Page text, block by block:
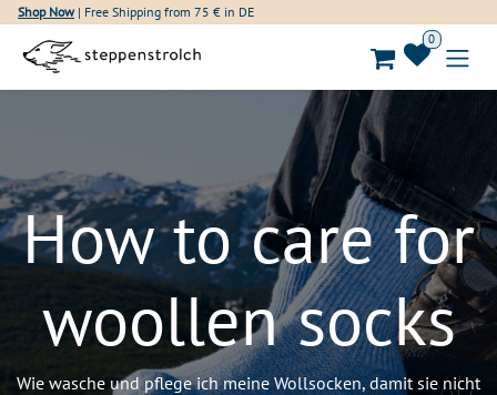
Skip to Content
Shop Now| Free Shipping from 75 € in DE
0
How to care for
woollen socks​
Wie wasche und pflege ich meine Wollsocken, damit sie nicht